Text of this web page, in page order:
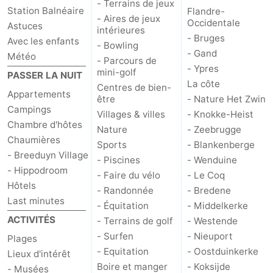
Westende
-
Nieuport
-
Oostduinkerke
-
Koksijde
-
La
Panne
-
Nature
Westhoek
Météo
Contact
Station Balnéaire
Astuces
Avec les enfants
Météo
PASSER LA NUIT
Appartements
Campings
Chambre d'hôtes
Chaumières
- Breeduyn Village
- Hippodroom
Hôtels
Last minutes
ACTIVITÉS
Plages
Lieux d'intérêt
- Musées
- Terrains de jeux
- Aires de jeux
intérieures
- Bowling
- Parcours de
mini-golf
Centres de bien-
être
Villages & villes
Nature
Sports
- Piscines
- Faire du vélo
- Randonnée
- Équitation
- Terrains de golf
- Surfen
- Equitation
Boire et manger
Flandre-
Occidentale
- Bruges
- Gand
- Ypres
La côte
- Nature Het Zwin
- Knokke-Heist
- Zeebrugge
- Blankenberge
- Wenduine
- Le Coq
- Bredene
- Middelkerke
- Westende
- Nieuport
- Oostduinkerke
- Koksijde